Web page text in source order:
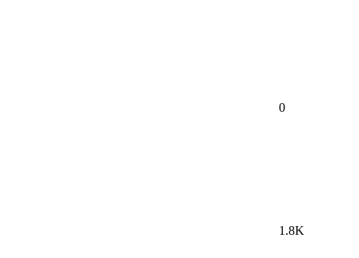
0
1.8K